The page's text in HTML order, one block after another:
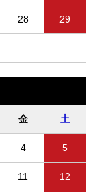
28 29
金 土
4 5
11 12